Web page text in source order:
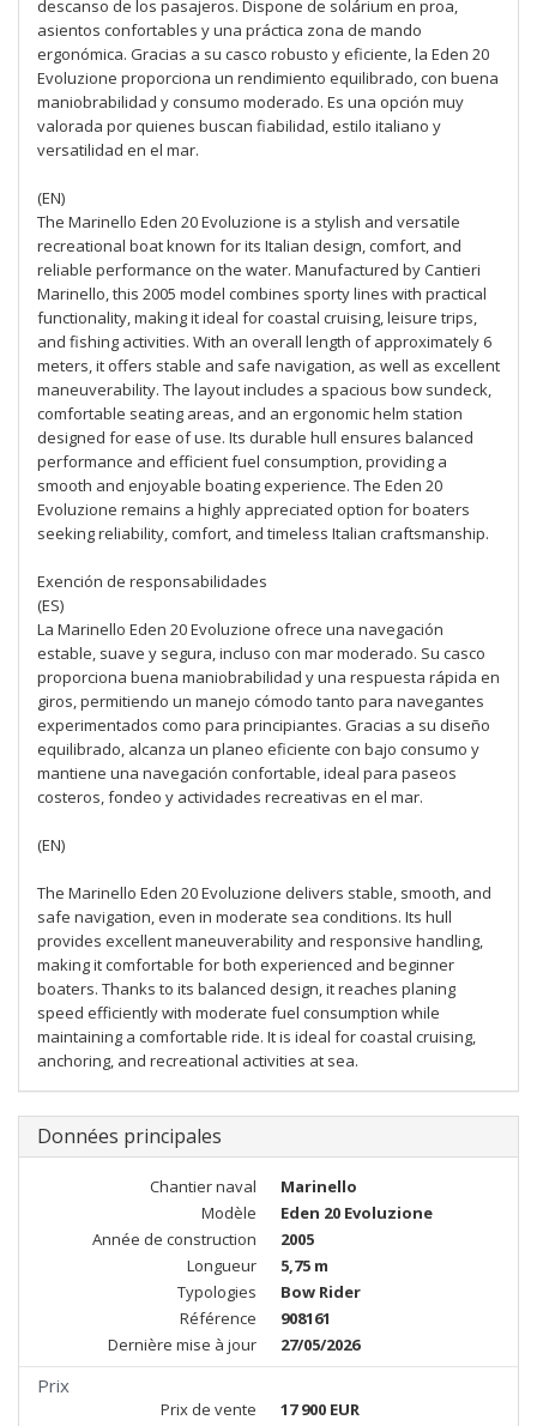
descanso de los pasajeros. Dispone de solárium en proa,
asientos confortables y una práctica zona de mando
ergonómica. Gracias a su casco robusto y eficiente, la Eden 20
Evoluzione proporciona un rendimiento equilibrado, con buena
maniobrabilidad y consumo moderado. Es una opción muy
valorada por quienes buscan fiabilidad, estilo italiano y
versatilidad en el mar.
(EN)
The Marinello Eden 20 Evoluzione is a stylish and versatile
recreational boat known for its Italian design, comfort, and
reliable performance on the water. Manufactured by Cantieri
Marinello, this 2005 model combines sporty lines with practical
functionality, making it ideal for coastal cruising, leisure trips,
and fishing activities. With an overall length of approximately 6
meters, it offers stable and safe navigation, as well as excellent
maneuverability. The layout includes a spacious bow sundeck,
comfortable seating areas, and an ergonomic helm station
designed for ease of use. Its durable hull ensures balanced
performance and efficient fuel consumption, providing a
smooth and enjoyable boating experience. The Eden 20
Evoluzione remains a highly appreciated option for boaters
seeking reliability, comfort, and timeless Italian craftsmanship.
Exención de responsabilidades
(ES)
La Marinello Eden 20 Evoluzione ofrece una navegación
estable, suave y segura, incluso con mar moderado. Su casco
proporciona buena maniobrabilidad y una respuesta rápida en
giros, permitiendo un manejo cómodo tanto para navegantes
experimentados como para principiantes. Gracias a su diseño
equilibrado, alcanza un planeo eficiente con bajo consumo y
mantiene una navegación confortable, ideal para paseos
costeros, fondeo y actividades recreativas en el mar.
(EN)
The Marinello Eden 20 Evoluzione delivers stable, smooth, and
safe navigation, even in moderate sea conditions. Its hull
provides excellent maneuverability and responsive handling,
making it comfortable for both experienced and beginner
boaters. Thanks to its balanced design, it reaches planing
speed efficiently with moderate fuel consumption while
maintaining a comfortable ride. It is ideal for coastal cruising,
anchoring, and recreational activities at sea.
Données principales
Chantier naval
Marinello
Modèle
Eden 20 Evoluzione
Année de construction
2005
Longueur
5,75 m
Typologies
Bow Rider
Référence
908161
Dernière mise à jour
27/05/2026
Prix
Prix de vente
17 900 EUR